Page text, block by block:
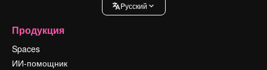
Pусский
Продукция
Spaces
ИИ-помощник